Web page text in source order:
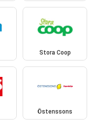
Stora Coop
Östenssons